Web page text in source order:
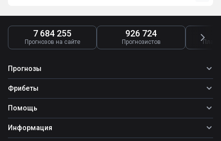
7 684 255
Прогнозов на сайте
926 724
Прогнозистов
Прогнозы
Все прогнозы
Топ ставок
Прогнозы на футбол
Фрибеты
Фрибеты
Фрибет Ubet
Фрибет Фонбет
Помощь
Школа ставок
Вопросы и ответы
Информация